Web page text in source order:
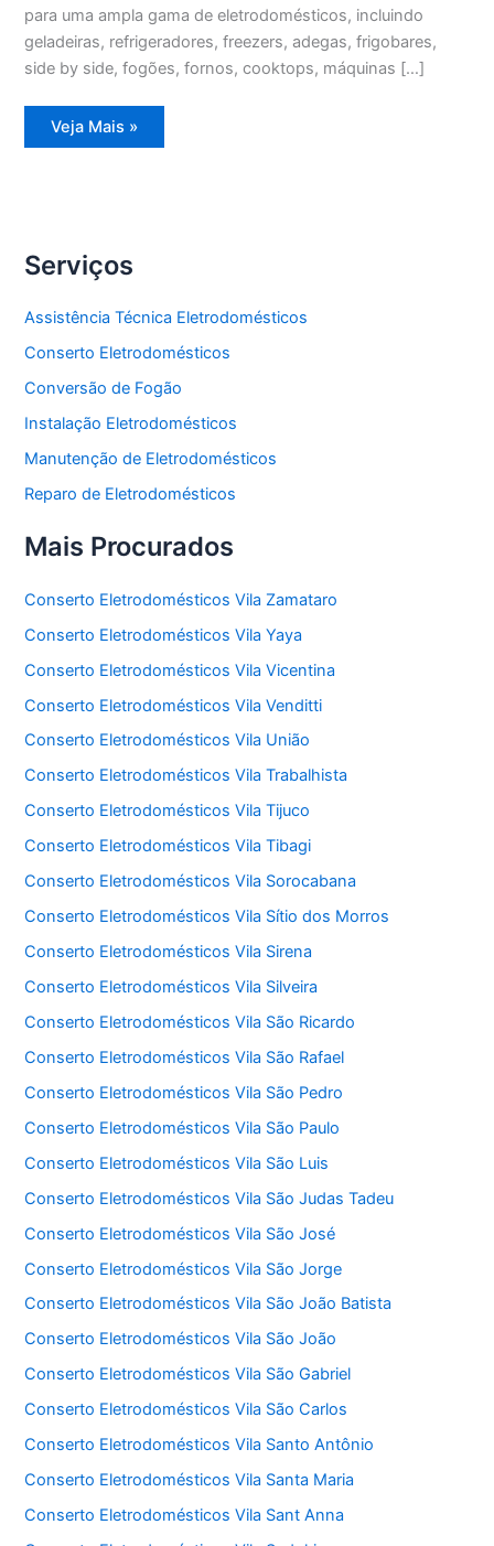
para uma ampla gama de eletrodomésticos, incluindo
geladeiras, refrigeradores, freezers, adegas, frigobares,
side by side, fogões, fornos, cooktops, máquinas […]
Assistência
Técnica
Veja Mais »
Serviços
Assistência Técnica Eletrodomésticos
Conserto Eletrodomésticos
Conversão de Fogão
Instalação Eletrodomésticos
Manutenção de Eletrodomésticos
Reparo de Eletrodomésticos
Mais Procurados
Conserto Eletrodomésticos Vila Zamataro
Conserto Eletrodomésticos Vila Yaya
Conserto Eletrodomésticos Vila Vicentina
Conserto Eletrodomésticos Vila Venditti
Conserto Eletrodomésticos Vila União
Conserto Eletrodomésticos Vila Trabalhista
Conserto Eletrodomésticos Vila Tijuco
Conserto Eletrodomésticos Vila Tibagi
Conserto Eletrodomésticos Vila Sorocabana
Conserto Eletrodomésticos Vila Sítio dos Morros
Conserto Eletrodomésticos Vila Sirena
Conserto Eletrodomésticos Vila Silveira
Conserto Eletrodomésticos Vila São Ricardo
Conserto Eletrodomésticos Vila São Rafael
Conserto Eletrodomésticos Vila São Pedro
Conserto Eletrodomésticos Vila São Paulo
Conserto Eletrodomésticos Vila São Luis
Conserto Eletrodomésticos Vila São Judas Tadeu
Conserto Eletrodomésticos Vila São José
Conserto Eletrodomésticos Vila São Jorge
Conserto Eletrodomésticos Vila São João Batista
Conserto Eletrodomésticos Vila São João
Conserto Eletrodomésticos Vila São Gabriel
Conserto Eletrodomésticos Vila São Carlos
Conserto Eletrodomésticos Vila Santo Antônio
Conserto Eletrodomésticos Vila Santa Maria
Conserto Eletrodomésticos Vila Sant Anna